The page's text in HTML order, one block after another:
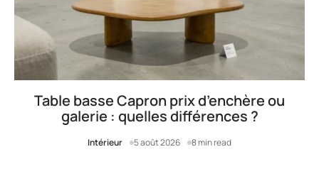
Table basse Capron prix d’enchère ou
galerie : quelles différences ?
Intérieur 5 août 2026 8 min read